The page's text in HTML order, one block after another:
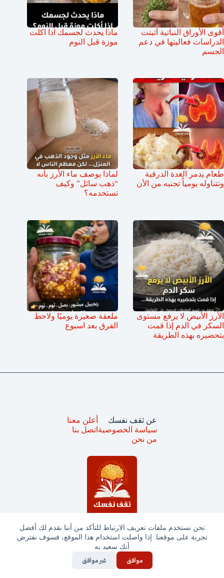
نحن نستخدم ملفات تعريف الارتباط للتأكد من أننا نقدم لك أفضل
تجربة على موقعنا. إذا واصلت استخدام هذا الموقع، فسوف نفترض
أنك سعيد به
موافق غير موافق
أقوى الأوراق النباتية أثبتت
الدراسات فعاليتها في دعم
الجسم
ماذا يحدث لجسمك اذا اكلت
موزة قبل النوم
طعام يدمر الغدة الدرقية
وتتناوله يومياً تجنبه من الأن
لماذا يوصف ماء الأرز بأنه
“ذهب سائل” وكيف
تستخدمه؟
الأرز الأبيض لا يرفع مستوى
السكر في الدم إذا قمت
بتحضيره بهذه الطريقة
ملعقة صغيرة يوميًا ولاحظ
الفرق بعد اسبوع
جميع الحقوق محفوظة © ثقف نفسك 2025
عن ثقف نفسك
سياسة الخصوصية
من نحن
أعلن معنا
اتصل بنا